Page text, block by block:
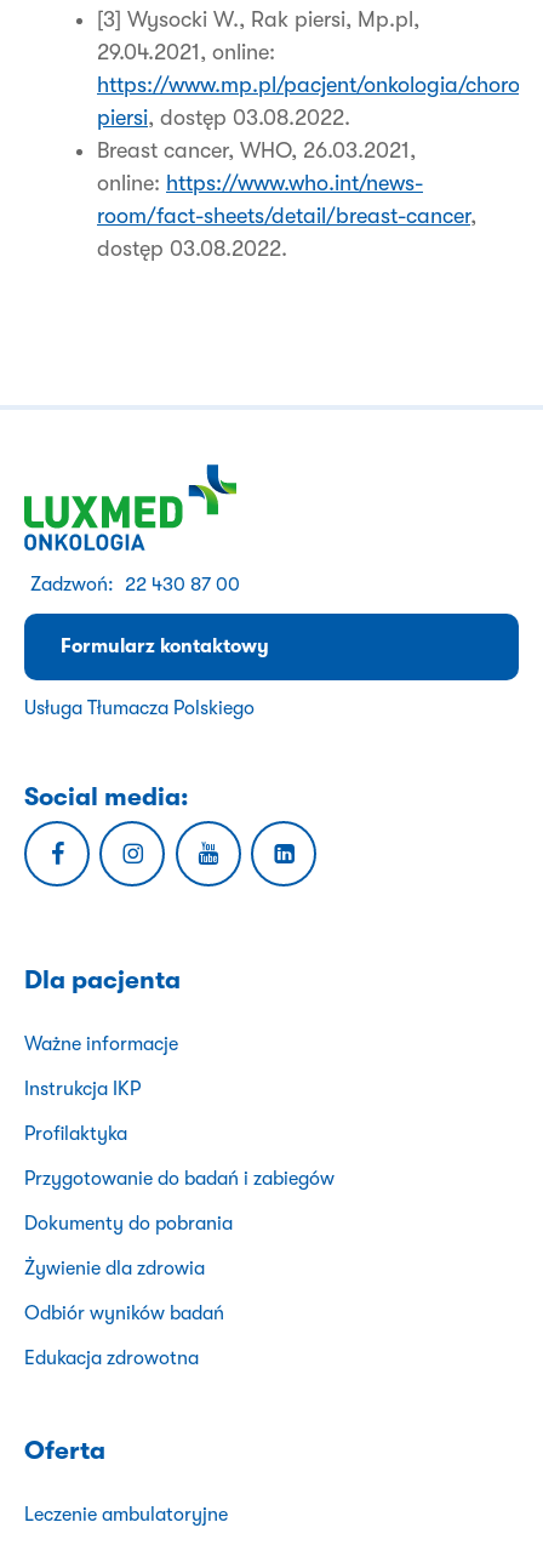
[3] Wysocki W., Rak piersi, Mp.pl,
29.04.2021, online:
https://www.mp.pl/pacjent/onkologia/
piersi, dostęp 03.08.2022.
Breast cancer, WHO, 26.03.2021,
online: https://www.who.int/news-
room/fact-sheets/detail/breast-cancer,
dostęp 03.08.2022.
Zadzwoń: 22 430 87 00
Formularz kontaktowy
Usługa Tłumacza Polskiego
Social media:
Dla pacjenta
Ważne informacje
Instrukcja IKP
Profilaktyka
Przygotowanie do badań i zabiegów
Dokumenty do pobrania
Żywienie dla zdrowia
Odbiór wyników badań
Edukacja zdrowotna
Oferta
Leczenie ambulatoryjne